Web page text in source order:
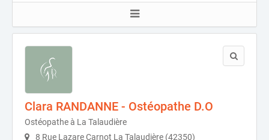
Clara RANDANNE - Ostéopathe D.O
Ostéopathe à La Talaudière
8 Rue Lazare Carnot La Talaudière (42350)